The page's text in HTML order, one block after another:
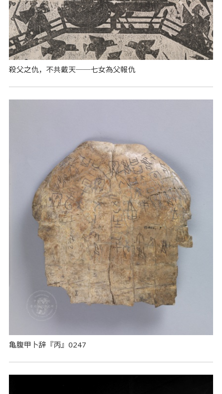
殺父之仇，不共戴天──七女為父報仇
亀腹甲卜辞『丙』0247